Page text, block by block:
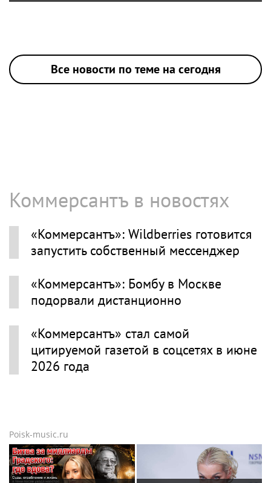
Все новости по теме на сегодня
Коммерсантъ в новостях
«Коммерсантъ»: Wildberries готовится
запустить собственный мессенджер
«Коммерсантъ»: Бомбу в Москве
подорвали дистанционно
«Коммерсантъ» стал самой
цитируемой газетой в соцсетях в июне
2026 года
Poisk-music.ru